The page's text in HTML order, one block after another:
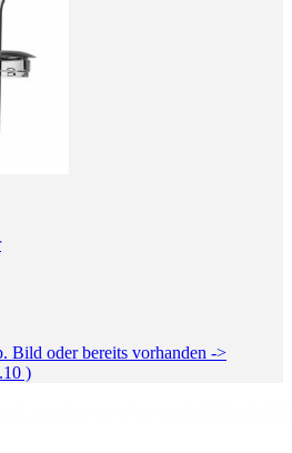
Bild oder bereits vorhanden ->
)